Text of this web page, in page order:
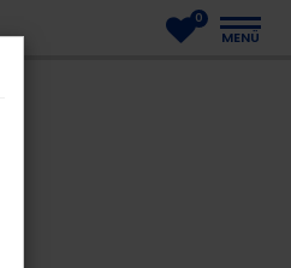
0
MENÜ